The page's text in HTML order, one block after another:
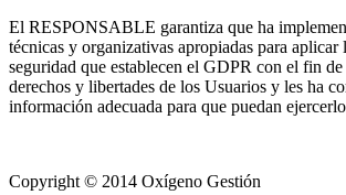
El RESPONSABLE garantiza que ha
técnicas y organizativas apropiadas para aplicar
seguridad que establecen el GDPR con el fin
derechos y libertades de los Usuarios y les ha
información adecuada para que puedan
Copyright © 2014 Oxígeno Gestión